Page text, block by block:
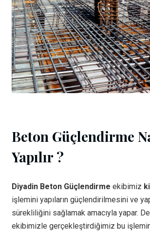
Beton Güçlendirme
Yapılır ?
Diyadin Beton Güçlendirme ekibimiz
işlemini yapıların güçlendirilmesini ve
sürekliliğini sağlamak amacıyla yapar.
ekibimizle gerçekleştirdiğimiz bu